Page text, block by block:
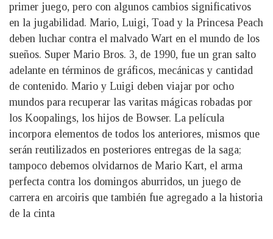
primer juego, pero con algunos cambios significativos
en la jugabilidad. Mario, Luigi, Toad y la Princesa Peach
deben luchar contra el malvado Wart en el mundo de los
sueños. Super Mario Bros. 3, de 1990, fue un gran salto
adelante en términos de gráficos, mecánicas y cantidad
de contenido. Mario y Luigi deben viajar por ocho
mundos para recuperar las varitas mágicas robadas por
los Koopalings, los hijos de Bowser. La película
incorpora elementos de todos los anteriores, mismos que
serán reutilizados en posteriores entregas de la saga;
tampoco debemos olvidarnos de Mario Kart, el arma
perfecta contra los domingos aburridos, un juego de
carrera en arcoiris que también fue agregado a la historia
de la cinta